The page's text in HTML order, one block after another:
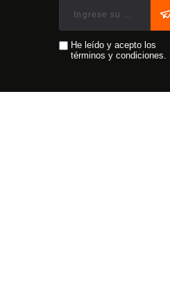
He leído y acepto los
términos y condiciones.